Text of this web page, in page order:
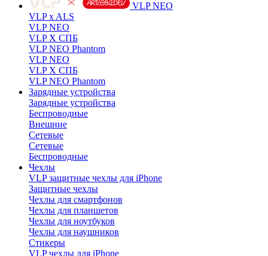
VLP NEO
VLP x ALS
VLP NEO
VLP X СПБ
VLP NEO Phantom
VLP NEO
VLP X СПБ
VLP NEO Phantom
Зарядные устройства
Зарядные устройства
Беспроводные
Внешние
Сетевые
Сетевые
Беспроводные
Чехлы
VLP защитные чехлы для iPhone
Защитные чехлы
Чехлы для смартфонов
Чехлы для планшетов
Чехлы для ноутбуков
Чехлы для наушников
Стикеры
VLP чехлы для iPhone